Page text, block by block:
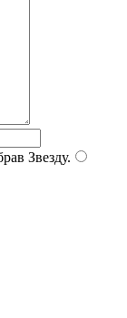
Звезду.